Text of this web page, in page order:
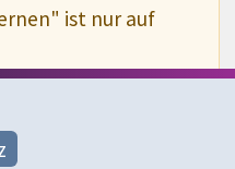
ist nur auf